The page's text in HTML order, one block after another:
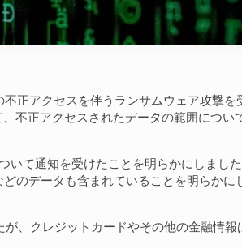
正アクセスを伴うランサムウェア攻撃を
不正アクセスされたデータの範囲につい
て通知を受けたことを明らかにしました
のデータも含まれていることを明らかに
、クレジットカードやその他の金融情報